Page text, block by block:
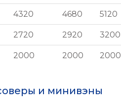
R12-14 R15 R16
4320 4680 5120
2720 2920 3200
2000 2000 2000
и минивэны